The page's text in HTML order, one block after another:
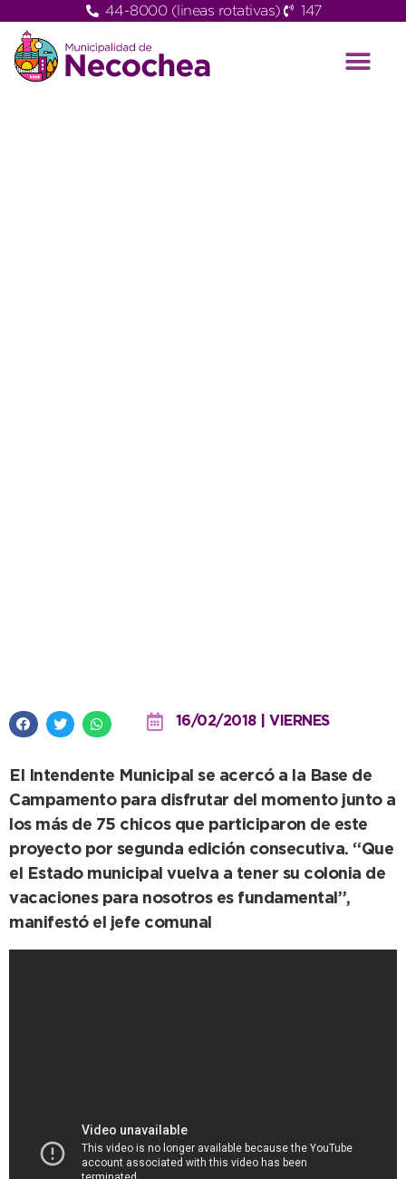
44-8000 (lineas rotativas) 147
16/02/2018 | VIERNES
El Intendente Municipal se acercó a la Base de
Campamento para disfrutar del momento junto a
los más de 75 chicos que participaron de este
proyecto por segunda edición consecutiva. “Que
el Estado municipal vuelva a tener su colonia de
vacaciones para nosotros es fundamental”,
manifestó el jefe comunal